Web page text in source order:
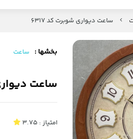
ساعت دیواری شوبرت کد 6317
بخشها : ساعت
ساعت
امتیاز : 3.75